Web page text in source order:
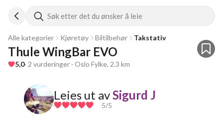
Søk etter det du ønsker å leie
Alle kategorier Kjøretøy Biltilbehør Takstativ
Thule WingBar EVO
5,0· 2 vurderinger · Oslo Fylke, 2.3 km
Leies ut avSigurd J
5/5